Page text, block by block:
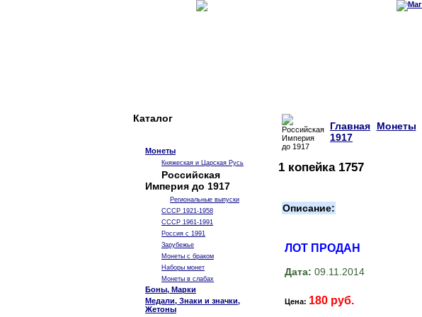
Каталог
Монеты
Княжеская и Царская Русь
Российская
Империя до 1917
Региональные выпуски
СССР 1921-1958
СССР 1961-1991
Россия с 1991
Зарубежье
Монеты с браком
Наборы монет
Монеты в слабах
Боны, Марки
Медали, Знаки и значки,
Жетоны
Главная Монеты
1917
1 копейка 1757
Описание:
ЛОТ ПРОДАН
Дата: 09.11.2014
Цена: 180 руб.